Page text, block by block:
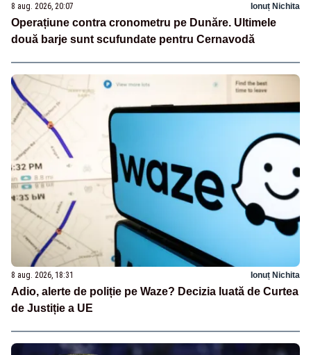
8 aug. 2026, 20:07 Ionuț Nichita
Operațiune contra cronometru pe Dunăre. Ultimele
două barje sunt scufundate pentru Cernavodă
8 aug. 2026, 18:31 Ionuț Nichita
Adio, alerte de poliție pe Waze? Decizia luată de Curtea
de Justiție a UE